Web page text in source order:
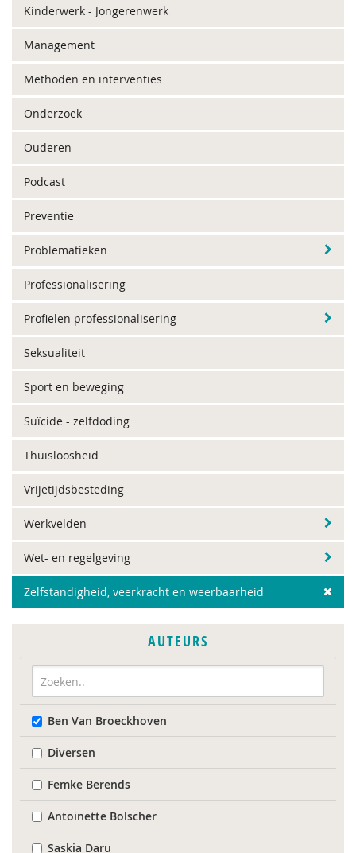
Kinderwerk - Jongerenwerk
Management
Methoden en interventies
Onderzoek
Ouderen
Podcast
Preventie
Problematieken
Professionalisering
Profielen professionalisering
Seksualiteit
Sport en beweging
Suïcide - zelfdoding
Thuisloosheid
Vrijetijdsbesteding
Werkvelden
Wet- en regelgeving
Zelfstandigheid, veerkracht en weerbaarheid
AUTEURS
Ben Van Broeckhoven
Diversen
Femke Berends
Antoinette Bolscher
Saskia Daru